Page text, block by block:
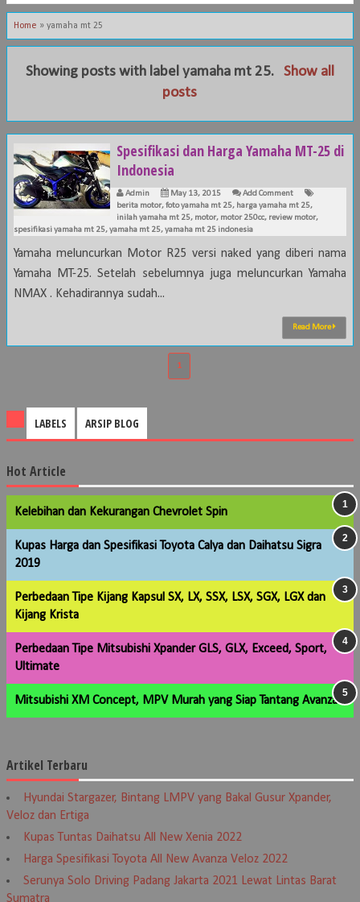
Home » yamaha mt 25
Showing posts with labelyamaha mt 25.
Show all
posts
Spesifikasi dan Harga Yamaha MT-25 di
Indonesia
Admin May 13, 2015
Add Comment
berita motor,foto yamaha mt 25, harga yamaha mt 25,
inilah yamaha mt 25, motor, motor 250cc, review motor,
spesifikasi yamaha mt 25,yamaha mt 25,yamaha mt 25 indonesia
Yamaha meluncurkan Motor R25 versi naked yang diberi nama
Yamaha MT-25. Setelah sebelumnya juga meluncurkan Yamaha
NMAX . Kehadirannya sudah...
Read More
1
LABELS ARSIP BLOG
Hot Article
Kelebihan dan Kekurangan Chevrolet Spin
Kupas Harga dan Spesifikasi Toyota Calya dan Daihatsu Sigra
2019
Perbedaan Tipe Kijang Kapsul SX, LX, SSX, LSX, SGX, LGX dan
Kijang Krista
Perbedaan Tipe Mitsubishi Xpander GLS, GLX, Exceed, Sport,
Ultimate
Mitsubishi XM Concept, MPV Murah yang Siap Tantang Avanza
Artikel Terbaru
Hyundai Stargazer, Bintang LMPV yang Bakal Gusur Xpander,
Veloz dan Ertiga
Kupas Tuntas Daihatsu All New Xenia 2022
Harga Spesifikasi Toyota All New Avanza Veloz 2022
Serunya Solo Driving Padang Jakarta 2021 Lewat Lintas Barat
Sumatra